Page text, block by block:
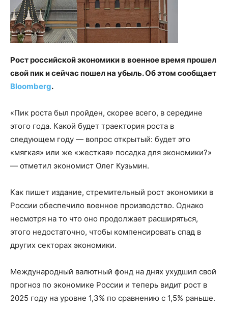
Рост российской экономики в военное время прошел
свой пик и сейчас пошел на убыль. Об этом сообщает
Bloomberg.
«Пик роста был пройден, скорее всего, в середине
этого года. Какой будет траектория роста в
следующем году — вопрос открытый: будет это
«мягкая» или же «жесткая» посадка для экономики?»
— отметил экономист Олег Кузьмин.
Как пишет издание, стремительный рост экономики в
России обеспечило военное производство. Однако
несмотря на то что оно продолжает расширяться,
этого недостаточно, чтобы компенсировать спад в
других секторах экономики.
Международный валютный фонд на днях ухудшил свой
прогноз по экономике России и теперь видит рост в
2025 году на уровне 1,3% по сравнению с 1,5% раньше.